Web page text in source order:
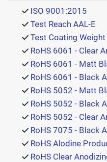
ISO 9001:2015
Test Reach AAL-E
Test Coating Weight
RoHS 6061 - Clear
RoHS 6061 - Matt
RoHS 6061 - Black
RoHS 5052 - Matt
RoHS 5052 - Black
RoHS 5052 - Clear
RoHS 7075 - Black
RoHS Alodine
RoHS Clear